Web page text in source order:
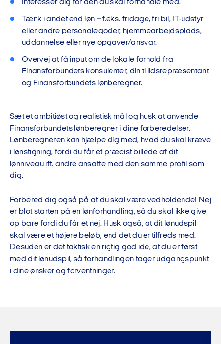
Interessér dig for den du skal forhandle med.
Tænk i andet end løn – f.eks. fridage, fri bil, IT-udstyr
eller andre personalegoder, hjemmearbejdsplads,
uddannelse eller nye opgaver/ansvar.
Overvej at få input om de lokale forhold fra
Finansforbundets konsulenter, din tillidsrepræsentant
og Finansforbundets lønberegner.
Sæt et ambitiøst og realistisk mål og husk at anvende
Finansforbundets lønberegner i dine forberedelser.
Lønberegneren kan hjælpe dig med, hvad du skal kræve
i lønstigning, fordi du får et præcist billede af dit
lønniveau ift. andre ansatte med den samme profil som
dig.
Forbered dig også på at du skal være vedholdende! Nej
er blot starten på en lønforhandling, så du skal ikke give
op bare fordi du får et nej. Husk også, at dit lønudspil
skal være et højere beløb, end det du er tilfreds med.
Desuden er det taktisk en rigtig god ide, at du er først
med dit lønudspil, så forhandlingen tager udgangspunkt
i dine ønsker og forventninger.